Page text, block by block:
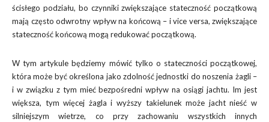
ścisłego podziału, bo czynniki zwiększające stateczność początkową
mają często odwrotny wpływ na końcową – i vice versa, zwiększające
stateczność końcową mogą redukować początkową.
W tym artykule będziemy mówić tylko o stateczności początkowej,
która może być określona jako zdolność jednostki do noszenia żagli –
i w związku z tym mieć bezpośredni wpływ na osiągi jachtu. Im jest
większa, tym więcej żagla i wyższy takielunek może jacht nieść w
silniejszym wietrze, co przy zachowaniu wszystkich innych